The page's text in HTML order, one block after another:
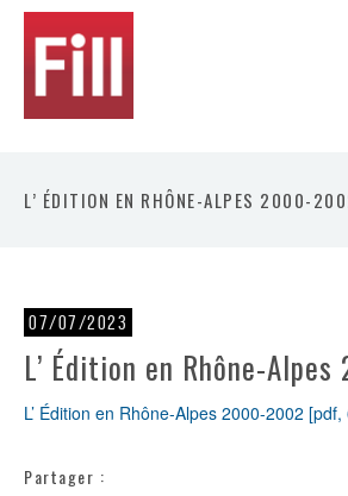
L’ ÉDITION EN RHÔNE-ALPES 2000-
07/07/2023
L’ Édition en Rhône-
L’ Édition en Rhône-Alpes 2000-2002 [pdf,
Partager :